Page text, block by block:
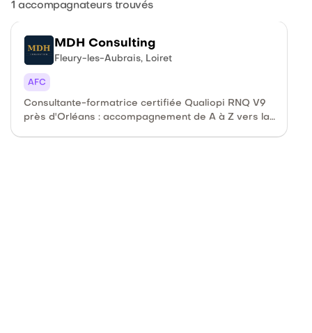
1 accompagnateurs trouvés
MDH Consulting
Fleury-les-Aubrais, Loiret
AFC
Consultante-formatrice certifiée Qualiopi RNQ V9
près d'Orléans : accompagnement de A à Z vers la